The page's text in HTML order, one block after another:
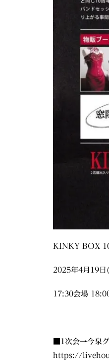
KINKY BOX
2025年4月19日
17:30会場
■1次会→今泉
https://